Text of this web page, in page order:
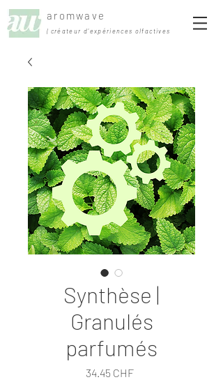
aromwave
| créateur d'expériences olfactives
Synthèse |
Granulés
parfumés
34.45 CHFPrix